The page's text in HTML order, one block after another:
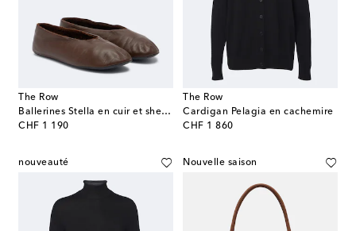
The Row
Ballerines Stella en cuir et shearling
CHF 1 190
original price
The Row
Cardigan Pelagia en cachemire
CHF 1 860
original price
nouveauté Nouvelle saison